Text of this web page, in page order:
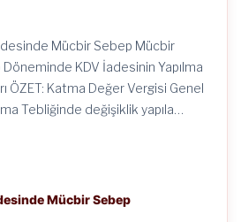
Mücbir Sebep Mücbir
KDV İadesinin Yapılma
ÖZET: Katma Değer Vergisi Genel
Tebliğinde değişiklik yapıla…
Mücbir Sebep